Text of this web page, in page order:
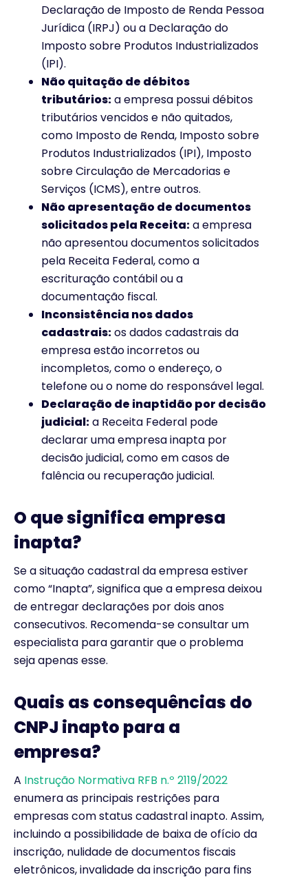
Declaração de Imposto de Renda Pessoa
Jurídica (IRPJ) ou a Declaração do
Imposto sobre Produtos Industrializados
(IPI).
Não quitação de débitos
tributários:a empresa possui débitos
tributários vencidos e não quitados,
como Imposto de Renda, Imposto sobre
Produtos Industrializados (IPI), Imposto
sobre Circulação de Mercadorias e
Serviços (ICMS), entre outros.
Não apresentação de documentos
solicitados pela Receita:a empresa
não apresentou documentos solicitados
pela Receita Federal, como a
escrituração contábil ou a
documentação fiscal.
Inconsistência nos dados
cadastrais:os dados cadastrais da
empresa estão incorretos ou
incompletos, como o endereço, o
telefone ou o nome do responsável legal.
Declaração de inaptidão por decisão
judicial:a Receita Federal pode
declarar uma empresa inapta por
decisão judicial, como em casos de
falência ou recuperação judicial.
O que significa empresa
inapta?
Se a situação cadastral da empresa estiver
como “Inapta”, significa que a empresa deixou
de entregar declarações por dois anos
consecutivos. Recomenda-se consultar um
especialista para garantir que o problema
seja apenas esse.
Quais as consequências do
CNPJ inapto para a
empresa?
A Instrução Normativa RFB n.º 2119/2022
enumera as principais restrições para
empresas com status cadastral inapto. Assim,
incluindo a possibilidade de baixa de ofício da
inscrição, nulidade de documentos fiscais
eletrônicos, invalidade da inscrição para fins